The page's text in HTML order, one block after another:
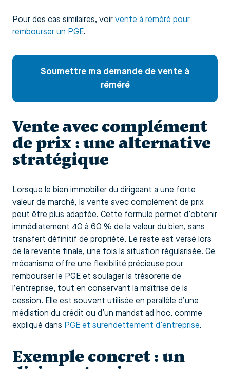
Pour des cas similaires, voir vente à réméré pour
rembourser un PGE.
Soumettre ma demande de vente à
réméré
Vente avec complément
de prix : une alternative
stratégique
Lorsque le bien immobilier du dirigeant a une forte
valeur de marché, la vente avec complément de prix
peut être plus adaptée. Cette formule permet d’obtenir
immédiatement 40 à 60 % de la valeur du bien, sans
transfert définitif de propriété. Le reste est versé lors
de la revente finale, une fois la situation régularisée. Ce
mécanisme offre une flexibilité précieuse pour
rembourser le PGE et soulager la trésorerie de
l’entreprise, tout en conservant la maîtrise de la
cession. Elle est souvent utilisée en parallèle d’une
médiation du crédit ou d’un mandat ad hoc, comme
expliqué dans PGE et surendettement d’entreprise.
Exemple concret : un